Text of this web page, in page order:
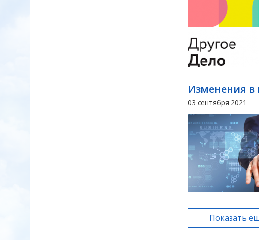
Изменения в
03 сентября 2021
Показать